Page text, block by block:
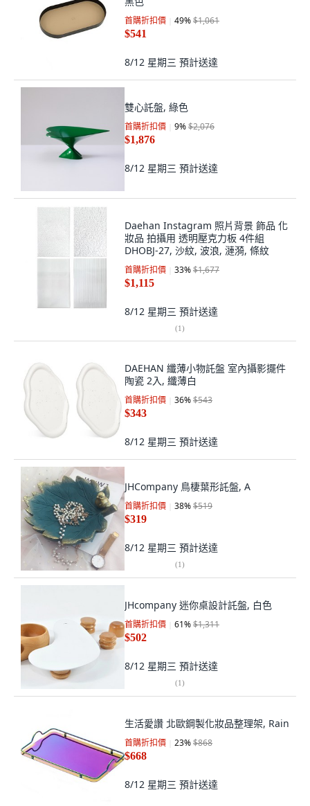
首購折扣價 49%$1,061
$541
8/12 星期三 預計送達
雙心託盤, 綠色
首購折扣價 9%$2,076
$1,876
8/12 星期三 預計送達
Daehan Instagram 照片背景 飾品 化
妝品 拍攝用 透明壓克力板 4件組
DHOBJ-27, 沙紋, 波浪, 漣漪, 條紋
首購折扣價 33%$1,677
$1,115
8/12 星期三 預計送達
(1)
DAEHAN 纖薄小物託盤 室內攝影擺件
陶瓷 2入, 纖薄白
首購折扣價 36%$543
$343
8/12 星期三 預計送達
JHCompany 鳥棲葉形託盤, A
首購折扣價 38%$519
$319
8/12 星期三 預計送達
(1)
JHcompany 迷你桌設計託盤, 白色
首購折扣價 61%$1,311
$502
8/12 星期三 預計送達
(1)
生活愛讚 北歐鋼製化妝品整理架, Rain
首購折扣價 23%$868
$668
8/12 星期三 預計送達